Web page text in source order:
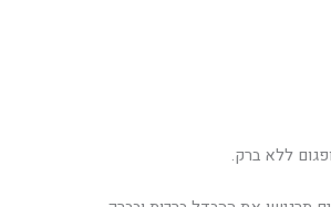
ללא ברק.